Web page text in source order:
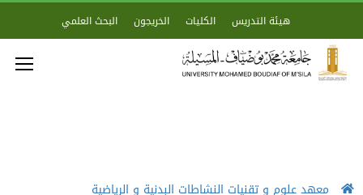
هيئة التدريس الكليات الخريجون البحث العلمي
معهد علوم و تقنيات النشاطات البدنية و الرياضية